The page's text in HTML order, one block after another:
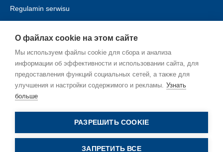
Regulamin serwisu
О файлах cookie на этом сайте
Мы используем файлы cookie для сбора и анализа
информации об эффективности и использовании сайта, для
предоставления функций социальных сетей, а также для
улучшения и настройки содержимого и рекламы. Узнать
больше
РАЗРЕШИТЬ COOKIE
ЗАПРЕТИТЬ ВСЕ